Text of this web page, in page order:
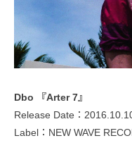
Dbo 『Arter 7』
Release Date：
Label：NEW WAVE